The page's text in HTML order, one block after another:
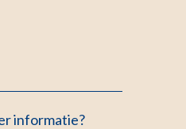
informatie?